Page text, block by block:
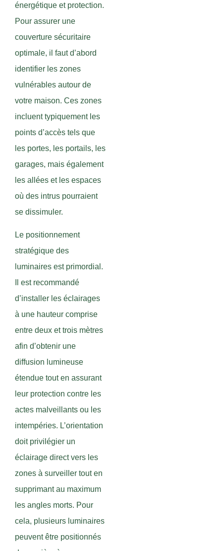
énergétique et protection.
Pour assurer une
couverture sécuritaire
optimale, il faut d’abord
identifier les zones
vulnérables autour de
votre maison. Ces zones
incluent typiquement les
points d’accès tels que
les portes, les portails, les
garages, mais également
les allées et les espaces
où des intrus pourraient
se dissimuler.
Le positionnement
stratégique des
luminaires est primordial.
Il est recommandé
d’installer les éclairages
à une hauteur comprise
entre deux et trois mètres
afin d’obtenir une
diffusion lumineuse
étendue tout en assurant
leur protection contre les
actes malveillants ou les
intempéries. L’orientation
doit privilégier un
éclairage direct vers les
zones à surveiller tout en
supprimant au maximum
les angles morts. Pour
cela, plusieurs luminaires
peuvent être positionnés